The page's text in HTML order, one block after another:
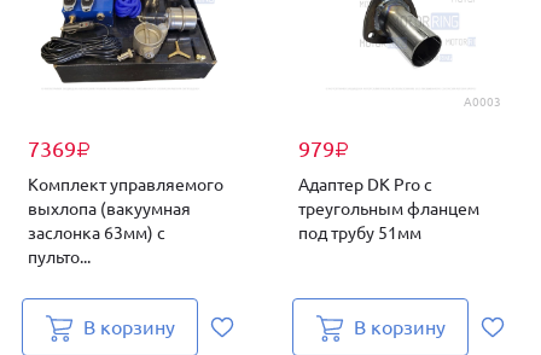
7369₽
Комплект управляемого
выхлопа (вакуумная
заслонка 63мм) с
пульто...
В корзину
А0003
979₽
Адаптер DK Pro с
треугольным фланцем
под трубу 51мм
В корзину